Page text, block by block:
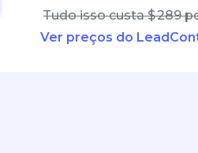
Tudo isso custa $ 289
Ver preços do